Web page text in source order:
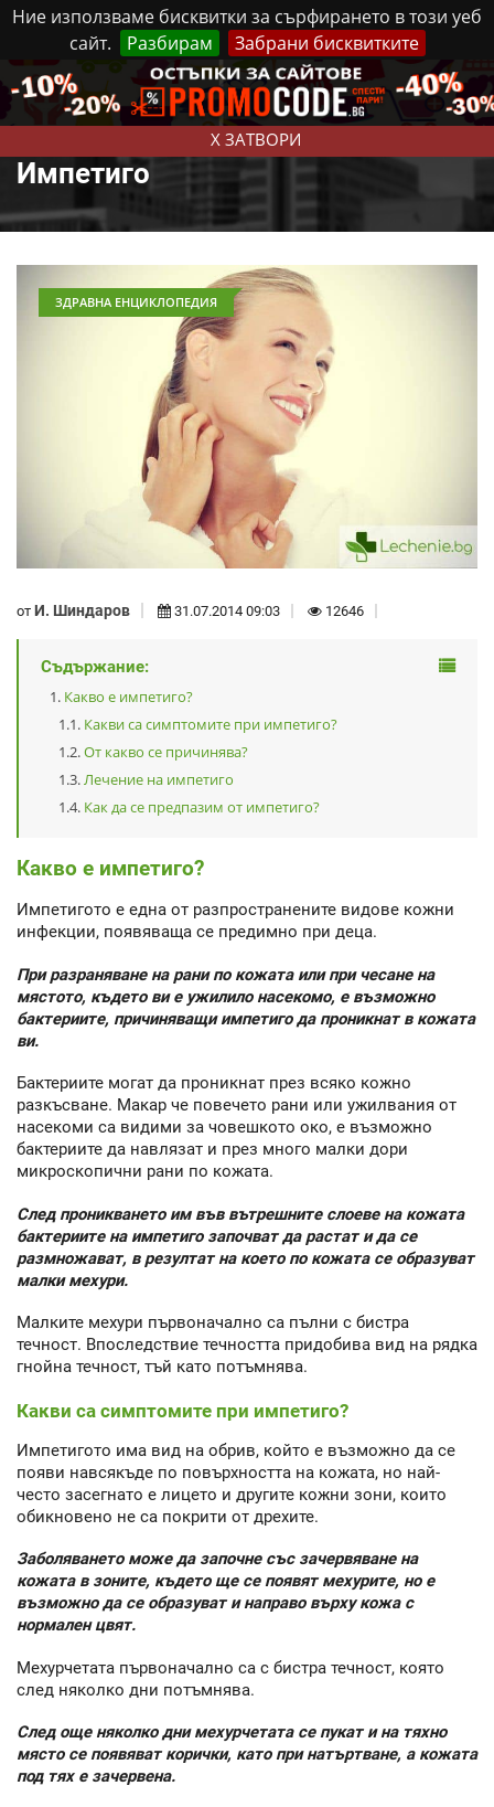
Ние използваме бисквитки за сърфирането в този уеб
сайт.
Разбирам Забрани бисквитките
X ЗАТВОРИ
Събота, 8 Август, 2026 Реклама Контакти
Импетиго
ЗДРАВНА ЕНЦИКЛОПЕДИЯ
от И. Шиндаров 31.07.2014 09:03 12646
Съдържание:
Какво е импетиго?
Какви са симптомите при импетиго?
От какво се причинява?
Лечение на импетиго
Как да се предпазим от импетиго?
Какво е импетиго?
Импетигото е една от разпространените видове кожни
инфекции, появяваща се предимно при деца.
При разраняване на рани по кожата или при чесане на
мястото, където ви е ужилило насекомо, е възможно
бактериите, причиняващи импетиго да проникнат в кожата
ви.
Бактериите могат да проникнат през всяко кожно
разкъсване. Макар че повечето рани или ужилвания от
насекоми са видими за човешкото око, е възможно
бактериите да навлязат и през много малки дори
микроскопични рани по кожата.
След проникването им във вътрешните слоеве на кожата
бактериите на импетиго започват да растат и да се
размножават, в резултат на което по кожата се образуват
малки мехури.
Малките мехури първоначално са пълни с бистра
течност. Впоследствие течността придобива вид на рядка
гнойна течност, тъй като потъмнява.
Какви са симптомите при импетиго?
Импетигото има вид на обрив, който е възможно да се
появи навсякъде по повърхността на кожата, но най-
често засегнато е лицето и другите кожни зони, които
обикновено не са покрити от дрехите.
Заболяването може да започне със зачервяване на
кожата в зоните, където ще се появят мехурите, но е
възможно да се образуват и направо върху кожа с
нормален цвят.
Мехурчетата първоначално са с бистра течност, която
след няколко дни потъмнява.
След още няколко дни мехурчетата се пукат и на тяхно
място се появяват корички, като при натъртване, а кожата
под тях е зачервена.